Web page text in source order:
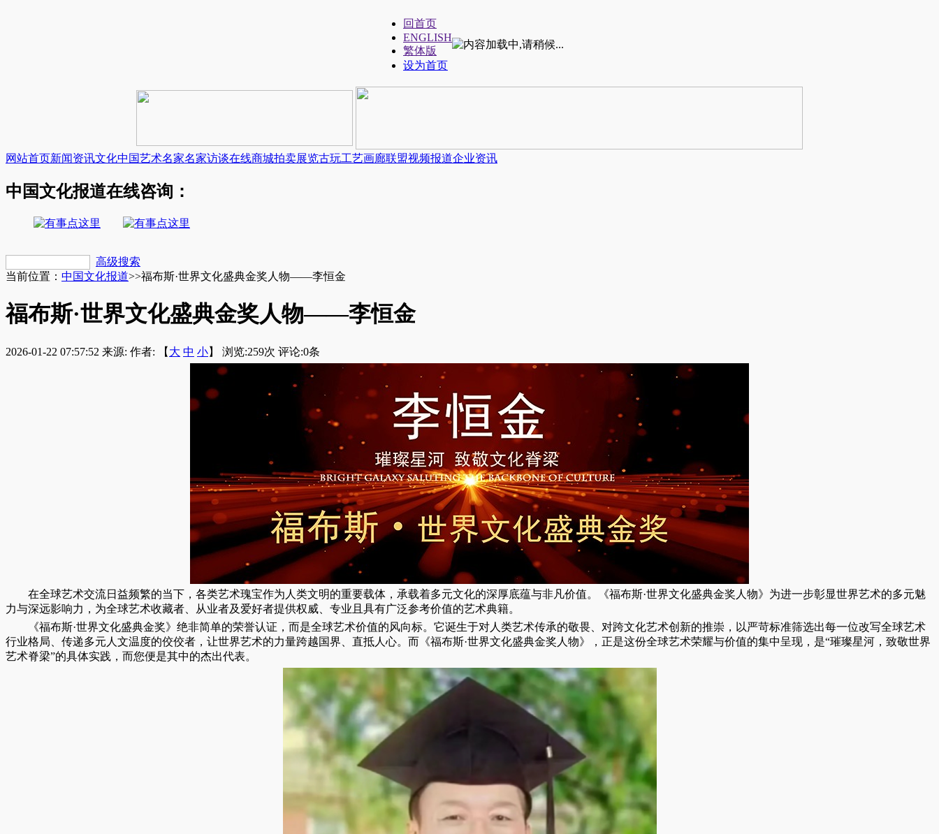
回首页
ENGLISH
繁体版
设为首页
网站首页新闻资讯文化中国艺术名家名家访谈在线商城拍卖展览古玩工艺画廊联盟视频报道企业资讯
中国文化报道在线咨询：
高级搜索
当前位置： 中国文化报道>>​福布斯·世界文化盛典金奖人物——李恒金
​福布斯·世界文化盛典金奖人物——李恒金
2026-01-22 07:57:52 来源: 作者: 【 大 中 小】 浏览:259次 评论:0条
在全球艺术交流日益频繁的当下，各类艺术瑰宝作为人类文明的重要载体，承载着多元文化的深厚底蕴与非凡价值。《福布斯·世界文化盛典金奖人物》为进一步彰显世界艺术的多元魅
力与深远影响力，为全球艺术收藏者、从业者及爱好者提供权威、专业且具有广泛参考价值的艺术典籍。
《福布斯·世界文化盛典金奖》绝非简单的荣誉认证，而是全球艺术价值的风向标。它诞生于对人类艺术传承的敬畏、对跨文化艺术创新的推崇，以严苛标准筛选出每一位改写全球艺术
行业格局、传递多元人文温度的佼佼者，让世界艺术的力量跨越国界、直抵人心。而《福布斯·世界文化盛典金奖人物》，正是这份全球艺术荣耀与价值的集中呈现，是“璀璨星河，致敬世界
艺术脊梁”的具体实践，而您便是其中的杰出代表。